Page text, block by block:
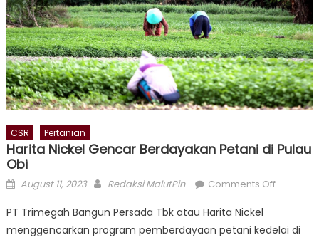
CSR Pertanian
Harita Nickel Gencar Berdayakan Petani di Pulau
Obi
Posted
August 11, 2023 Author
Redaksi MalutPin Comments Offon
Gencar
PT Trimegah Bangun Persada Tbk atau Harita Nickel
menggencarkan program pemberdayaan petani kedelai di